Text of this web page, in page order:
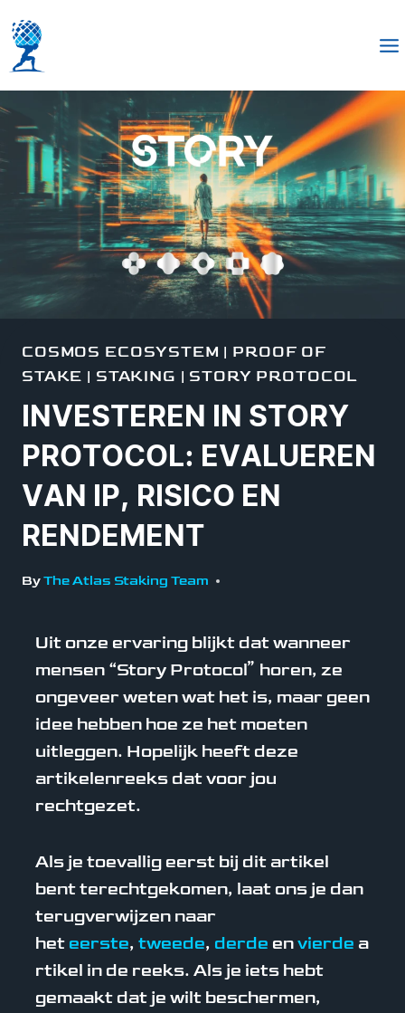
COSMOS ECOSYSTEM | PROOF OF
STAKE | STAKING | STORY PROTOCOL
INVESTEREN IN STORY
PROTOCOL: EVALUEREN
VAN IP, RISICO EN
RENDEMENT
ByThe Atlas Staking Team
Uit onze ervaring blijkt dat wanneer
mensen “Story Protocol” horen, ze
ongeveer weten wat het is, maar geen
idee hebben hoe ze het moeten
uitleggen. Hopelijk heeft deze
artikelenreeks dat voor jou
rechtgezet.
Als je toevallig eerst bij dit artikel
bent terechtgekomen, laat ons je dan
terugverwijzen naar
het eerste, tweede, derde envierde a
rtikel in de reeks. Als je iets hebt
gemaakt dat je wilt beschermen,